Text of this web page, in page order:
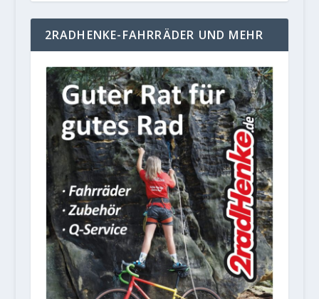
2RADHENKE-FAHRRÄDER UND MEHR